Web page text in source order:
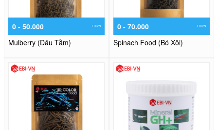
0 - 50.000 EBIVN
Mulberry (Dâu Tằm)
0 - 70.000 EBIVN
Spinach Food (Bó Xôi)